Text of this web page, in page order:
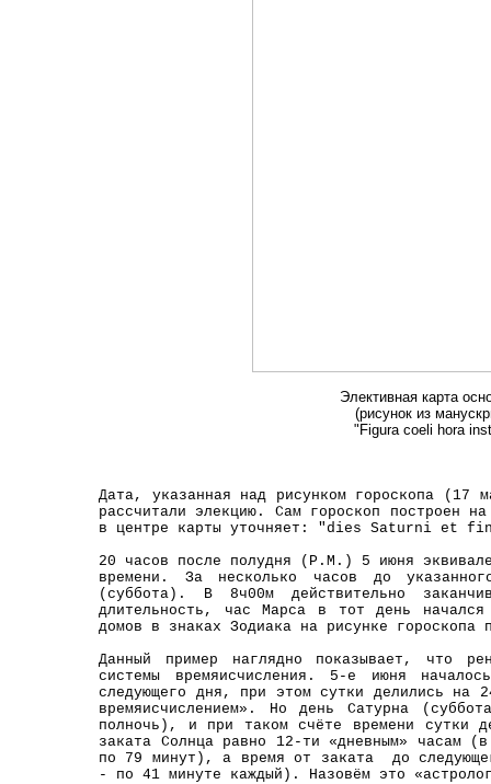
Элективная карта
(рисунок из
"Figura coeli hora
Дата, указанная над рисунком гороскопа (17
рассчитали элекцию. Сам гороскоп
в центре карты уточняет: "dies Saturni et
20 часов после полудня (P.M.) 5 июня
времени. За несколько часов до
(суббота). В 8ч00м действительно
длительность, час Марса в тот день
домов в знаках Зодиака на рисунке гороскопа
Данный пример наглядно показывает, что
системы времяисчисления. 5-е июня
следующего дня, при этом сутки делились на
времяисчислением». Но день Сатурна
полночь), и при таком счёте времени сутки
заката Солнца равно 12-ти «дневным» часам
по 79 минут), а время от заката до
- по 41 минуте каждый). Назовём это